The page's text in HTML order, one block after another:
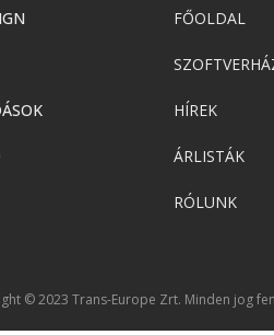
FŐOLDAL
HÍREK
ÁRLISTÁK
RÓLUNK
© 2023 Trans-Europe Zrt. Minden jog